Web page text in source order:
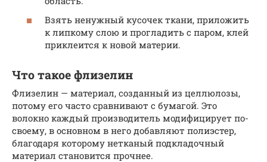
Взять ненужный кусочек ткани, приложить
к липкому слою и прогладить с паром, клей
приклеится к новой материи.
Что такое флизелин
Флизелин — материал, созданный из целлюлозы,
потому его часто сравнивают с бумагой. Это
волокно каждый производитель модифицирует по-
своему, в основном в него добавляют полиэстер,
благодаря которому нетканый подкладочный
материал становится прочнее.